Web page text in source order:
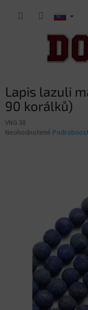
Lapis lazuli
90 korálků)
VNG 38
Priemerné
Neohodnotené